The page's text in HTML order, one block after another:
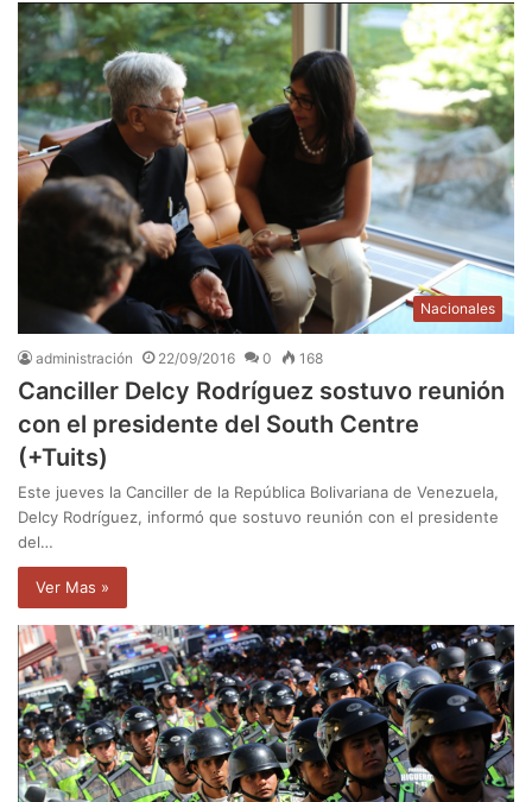
Nacionales
administración 22/09/2016 0 168
Canciller Delcy Rodríguez sostuvo reunión
con el presidente del South Centre
(+Tuits)
Este jueves la Canciller de la República Bolivariana de Venezuela,
Delcy Rodríguez, informó que sostuvo reunión con el presidente
del…
Ver Mas »